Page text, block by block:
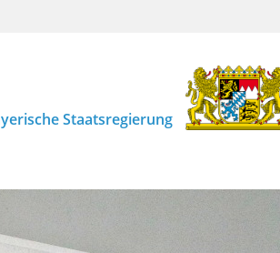
Staatsregierung